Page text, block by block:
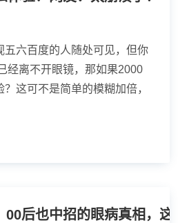
五六百度的人随处可见，但你
经离不开眼镜，那如果2000
这可不是简单的模糊加倍，
00后也中招的眼病真相，